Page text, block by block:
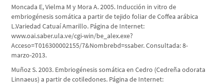
Moncada E, Vielma M y Mora A. 2005. Inducción in vitro de
embriogénesis somática a partir de tejido foliar de Coffea arábica
L.Variedad Catuaí Amarillo. Página de Internet:
www.oai.saber.ula.ve/cgi-win/be_alex.exe?
Acceso=T016300002155/7&Nombrebd=ssaber. Consultada: 8-
marzo-2013.
Muñoz S. 2003. Embriogénesis somática en Cedro (Cedreña odorata
Linnaeus) a partir de cotiledones. Página de Internet: